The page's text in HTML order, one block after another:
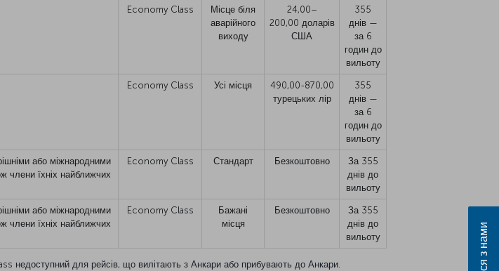
Economy Class
Місце біля
аварійного
виходу
24,00–
200,00 доларів
США
355
днів —
за 6
годин до
вильоту
Economy Class Усі місця
490,00-870,00
турецьких лір
355
днів —
за 6
годин до
вильоту
або міжнародними
члени їхніх найближчих
Economy Class Стандарт Безкоштовно
За 355
днів до
вильоту
або міжнародними
члени їхніх найближчих
Economy Class
Бажані
місця
Безкоштовно
За 355
днів до
вильоту
недоступний для рейсів, що вилітають з Анкари або прибувають до Анкари.